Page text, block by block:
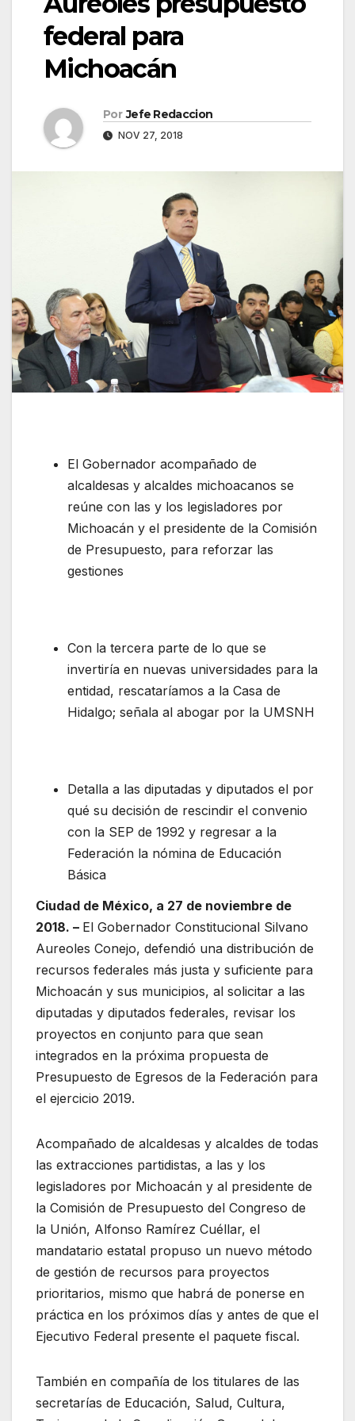
federal para
Michoacán
Por Jefe Redaccion
NOV 27, 2018
El Gobernador acompañado de
alcaldesas y alcaldes michoacanos se
reúne con las y los legisladores por
Michoacán y el presidente de la Comisión
de Presupuesto, para reforzar las
gestiones
Con la tercera parte de lo que se
invertiría en nuevas universidades para la
entidad, rescataríamos a la Casa de
Hidalgo; señala al abogar por la UMSNH
Detalla a las diputadas y diputados el por
qué su decisión de rescindir el convenio
con la SEP de 1992 y regresar a la
Federación la nómina de Educación
Básica
Ciudad de México, a 27 de noviembre de
2018. – El Gobernador Constitucional Silvano
Aureoles Conejo, defendió una distribución de
recursos federales más justa y suficiente para
Michoacán y sus municipios, al solicitar a las
diputadas y diputados federales, revisar los
proyectos en conjunto para que sean
integrados en la próxima propuesta de
Presupuesto de Egresos de la Federación para
el ejercicio 2019.
Acompañado de alcaldesas y alcaldes de todas
las extracciones partidistas, a las y los
legisladores por Michoacán y al presidente de
la Comisión de Presupuesto del Congreso de
la Unión, Alfonso Ramírez Cuéllar, el
mandatario estatal propuso un nuevo método
de gestión de recursos para proyectos
prioritarios, mismo que habrá de ponerse en
práctica en los próximos días y antes de que el
Ejecutivo Federal presente el paquete fiscal.
También en compañía de los titulares de las
secretarías de Educación, Salud, Cultura,